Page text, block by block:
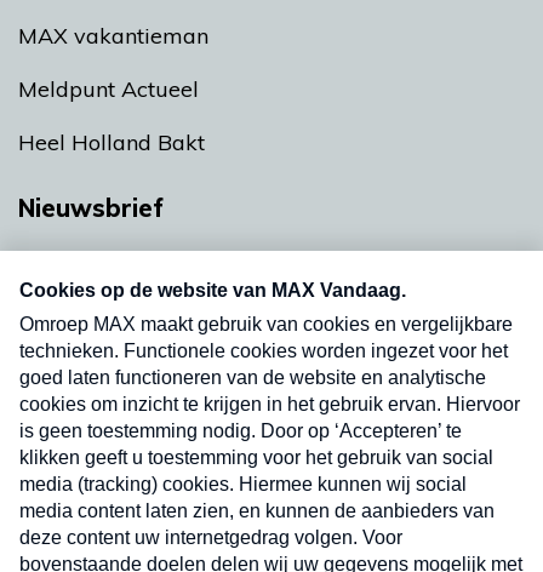
MAX vakantieman
Meldpunt Actueel
Heel Holland Bakt
Nieuwsbrief
Neem hier een gratis abonnement op onze
nieuwsbrief. Elke vrijdag- en dinsdagochtend in
uw mailbox.
Verzend